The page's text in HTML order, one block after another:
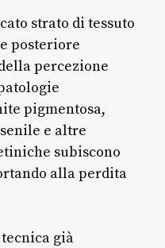
strato di tessuto
posteriore
percezione
pigmentosa,
e altre
subiscono
alla perdita
già